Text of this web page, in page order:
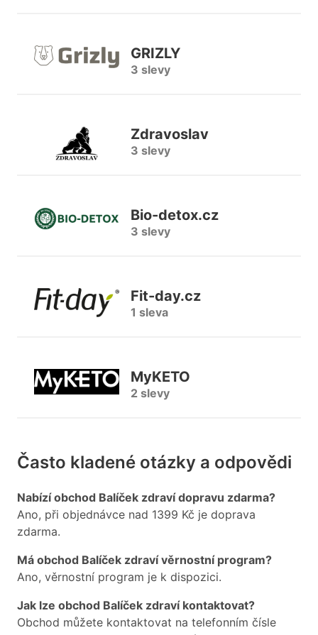
GRIZLY
3 slevy
Zdravoslav
3 slevy
Bio-detox.cz
3 slevy
Fit-day.cz
1 sleva
MyKETO
2 slevy
Často kladené otázky a odpovědi
Nabízí obchod Balíček zdraví dopravu zdarma?
Ano, při objednávce nad 1399 Kč je doprava
zdarma.
Má obchod Balíček zdraví věrnostní program?
Ano, věrnostní program je k dispozici.
Jak lze obchod Balíček zdraví kontaktovat?
Obchod můžete kontaktovat na telefonním čísle